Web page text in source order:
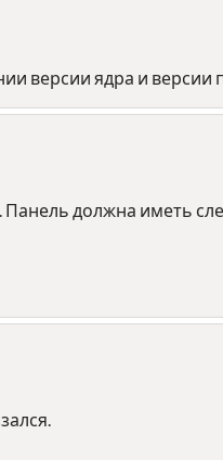
версии ядра и версии
должна иметь